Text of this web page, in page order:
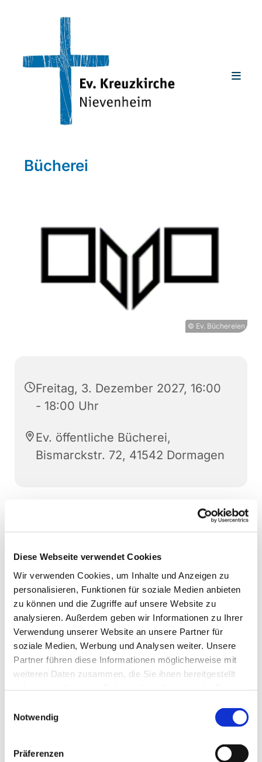
Diese Webseite verwendet Cookies
Wir verwenden Cookies, um Inhalte und Anzeigen zu
personalisieren, Funktionen für soziale Medien anbieten
zu können und die Zugriffe auf unsere Website zu
analysieren. Außerdem geben wir Informationen zu Ihrer
Verwendung unserer Website an unsere Partner für
soziale Medien, Werbung und Analysen weiter. Unsere
Partner führen diese Informationen möglicherweise mit
weiteren Daten zusammen, die Sie ihnen bereitgestellt
Notwendig
Präferenzen
Bücherei
© Ev. Büchereien
Freitag, 3. Dezember 2027, 16:00
- 18:00 Uhr
Ev. öffentliche Bücherei,
Bismarckstr. 72, 41542 Dormagen
Dies könnte Sie auch